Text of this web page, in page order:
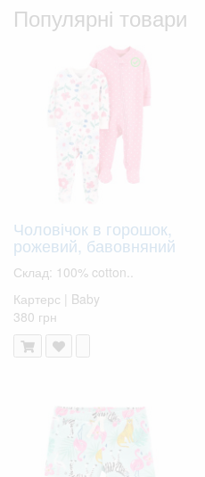
Популярні товари
Чоловічок в горошок,
рожевий, бавовняний
Склад: 100% cotton..
Картерс | Baby
380 грн